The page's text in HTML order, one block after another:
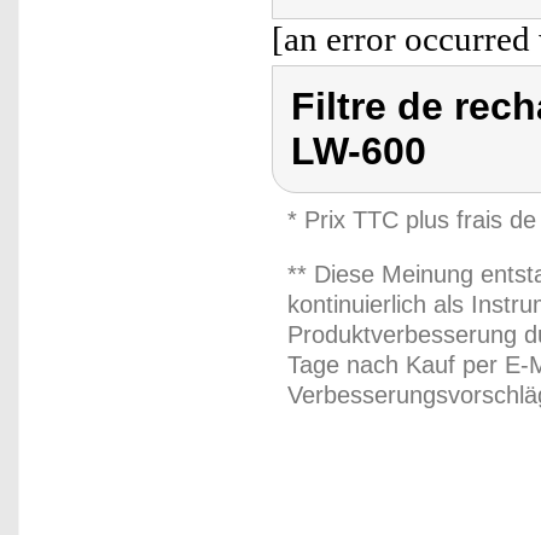
[an error
Filtre de
LW-600
* Prix TTC plus frais
** Diese Meinung
kontinuierlich als
Produktverbesserung
Tage nach Kauf per E-